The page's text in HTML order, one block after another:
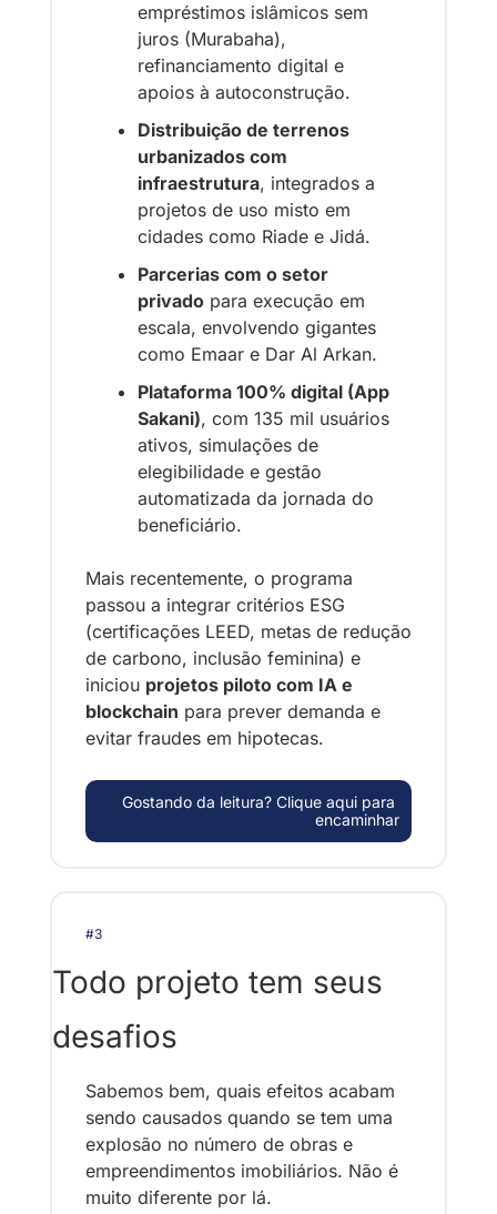
empréstimos islâmicos sem
juros (Murabaha),
refinanciamento digital e
apoios à autoconstrução.
Distribuição de terrenos
urbanizados com
infraestrutura, integrados a
projetos de uso misto em
cidades como Riade e Jidá.
Parcerias com o setor
privado para execução em
escala, envolvendo gigantes
como Emaar e Dar Al Arkan.
Plataforma 100% digital (App
Sakani), com 135 mil usuários
ativos, simulações de
elegibilidade e gestão
automatizada da jornada do
beneficiário.
Mais recentemente, o programa
passou a integrar critérios ESG
(certificações LEED, metas de redução
de carbono, inclusão feminina) e
iniciou projetos piloto com IA e
blockchain para prever demanda e
evitar fraudes em hipotecas.
Gostando da leitura? Clique aqui para
encaminhar
#3
Todo projeto tem seus
desafios
Sabemos bem, quais efeitos acabam
sendo causados quando se tem uma
explosão no número de obras e
empreendimentos imobiliários. Não é
muito diferente por lá.